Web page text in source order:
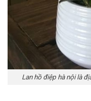
Lan hồ điệp hà nội là